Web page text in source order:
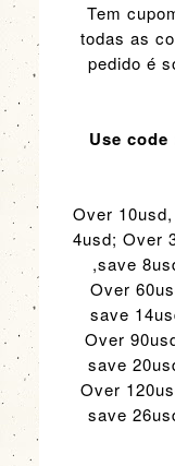
Tem
todas as
pedido é
Use code
Over
4usd; Over
,save
Over
save
Over
save
Over
save